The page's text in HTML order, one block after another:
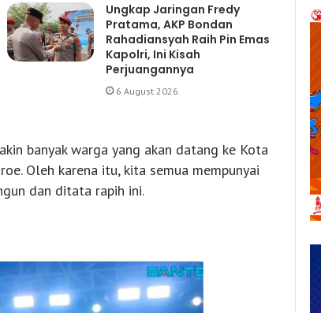
Ungkap Jaringan Fredy
Pratama, AKP Bondan
Rahadiansyah Raih Pin Emas
Kapolri, Ini Kisah
Perjuangannya
6 August 2026
banyak warga yang akan datang ke Kota
Oleh karena itu, kita semua mempunyai
dan ditata rapih ini.